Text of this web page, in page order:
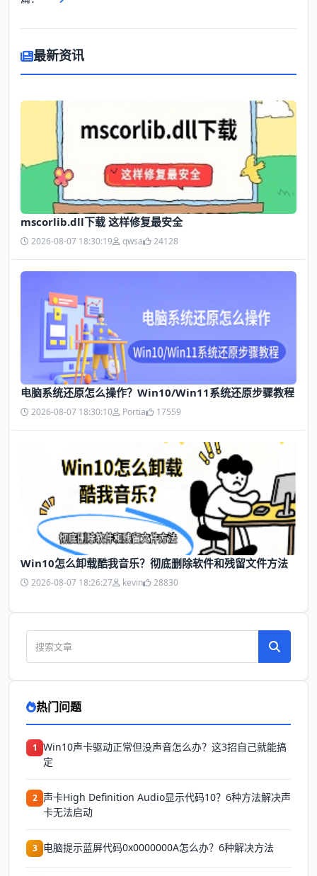
最新资讯
mscorlib.dll下载 这样修复最安全
2026-08-07 18:30:19 qwsa 24128
电脑系统还原怎么操作？Win10/Win11系统还原步骤教程
2026-08-07 18:30:10 Portia 17559
Win10怎么卸载酷我音乐？彻底删除软件和残留文件方法
2026-08-07 18:26:27 kevin 28830
热门问题
1 Win10声卡驱动正常但没声音怎么办？这3招自己就能搞
定
2 声卡High Definition Audio显示代码10？6种方法解决声
卡无法启动
3 电脑提示蓝屏代码0x0000000A怎么办？6种解决方法